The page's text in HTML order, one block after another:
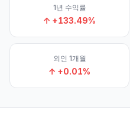
1년 수익률
↑ +133.49%
외인 1개월
↑ +0.01%